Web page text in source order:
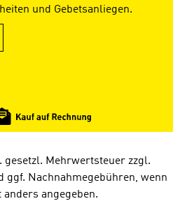
und Gebetsanliegen.
gesetzl. Mehrwertsteuer zzgl.
ggf. Nachnahmegebühren, wenn
anders angegeben.